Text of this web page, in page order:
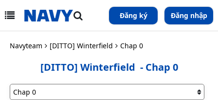
Đăng ký Đăng nhập
Navyteam [DITTO] Winterfield Chap 0
[DITTO] Winterfield - Chap 0